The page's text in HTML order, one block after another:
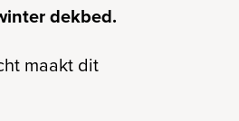
dekbed.
maakt dit